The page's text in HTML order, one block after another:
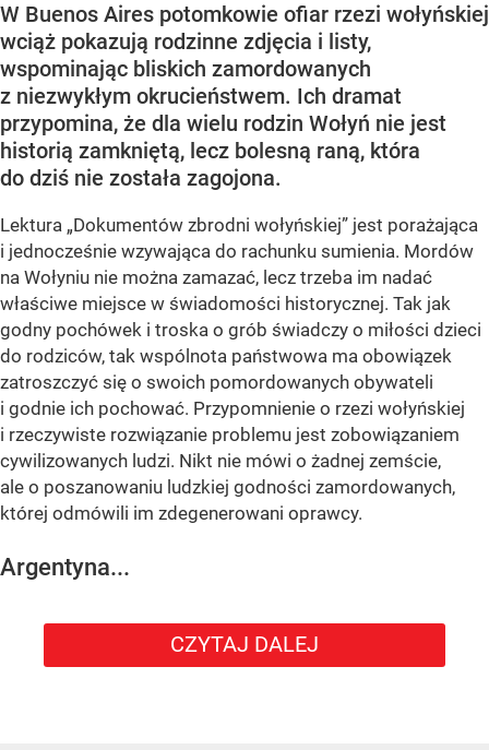
W Buenos Aires potomkowie ofiar rzezi wołyńskiej
wciąż pokazują rodzinne zdjęcia i listy,
wspominając bliskich zamordowanych
z niezwykłym okrucieństwem. Ich dramat
przypomina, że dla wielu rodzin Wołyń nie jest
historią zamkniętą, lecz bolesną raną, która
do dziś nie została zagojona.
Lektura „Dokumentów zbrodni wołyńskiej” jest porażająca
i jednocześnie wzywająca do rachunku sumienia. Mordów
na Wołyniu nie można zamazać, lecz trzeba im nadać
właściwe miejsce w świadomości historycznej. Tak jak
godny pochówek i troska o grób świadczy o miłości dzieci
do rodziców, tak wspólnota państwowa ma obowiązek
zatroszczyć się o swoich pomordowanych obywateli
i godnie ich pochować. Przypomnienie o rzezi wołyńskiej
i rzeczywiste rozwiązanie problemu jest zobowiązaniem
cywilizowanych ludzi. Nikt nie mówi o żadnej zemście,
ale o poszanowaniu ludzkiej godności zamordowanych,
której odmówili im zdegenerowani oprawcy.
Argentyna...
CZYTAJ DALEJ